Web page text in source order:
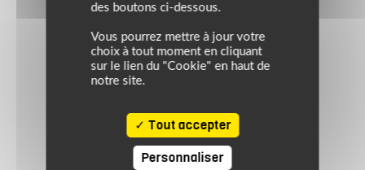
des boutons ci-dessous.
Vous pourrez mettre à jour votre
choix à tout moment en cliquant
sur le lien du "Cookie" en haut de
notre site.
Tout accepter
Personnaliser